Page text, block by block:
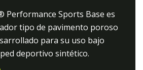
Performance Sports Base es
tipo de pavimento poroso
para su uso bajo
deportivo sintético.